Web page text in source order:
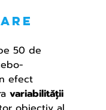
50 de
efect
variabilității